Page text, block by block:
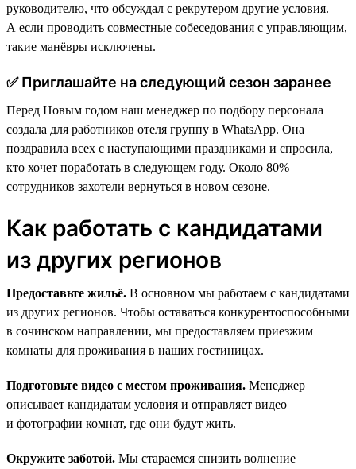
руководителю, что обсуждал с рекрутером другие условия.
А если проводить совместные собеседования с управляющим,
такие манёвры исключены.
✅ Приглашайте на следующий сезон заранее
Перед Новым годом наш менеджер по подбору персонала
создала для работников отеля группу в WhatsApp. Она
поздравила всех с наступающими праздниками и спросила,
кто хочет поработать в следующем году. Около 80%
сотрудников захотели вернуться в новом сезоне.
Как работать с кандидатами
из других регионов
Предоставьте жильё. В основном мы работаем с кандидатами
из других регионов. Чтобы оставаться конкурентоспособными
в сочинском направлении, мы предоставляем приезжим
комнаты для проживания в наших гостиницах.
Подготовьте видео с местом проживания. Менеджер
описывает кандидатам условия и отправляет видео
и фотографии комнат, где они будут жить.
Окружите заботой. Мы стараемся снизить волнение